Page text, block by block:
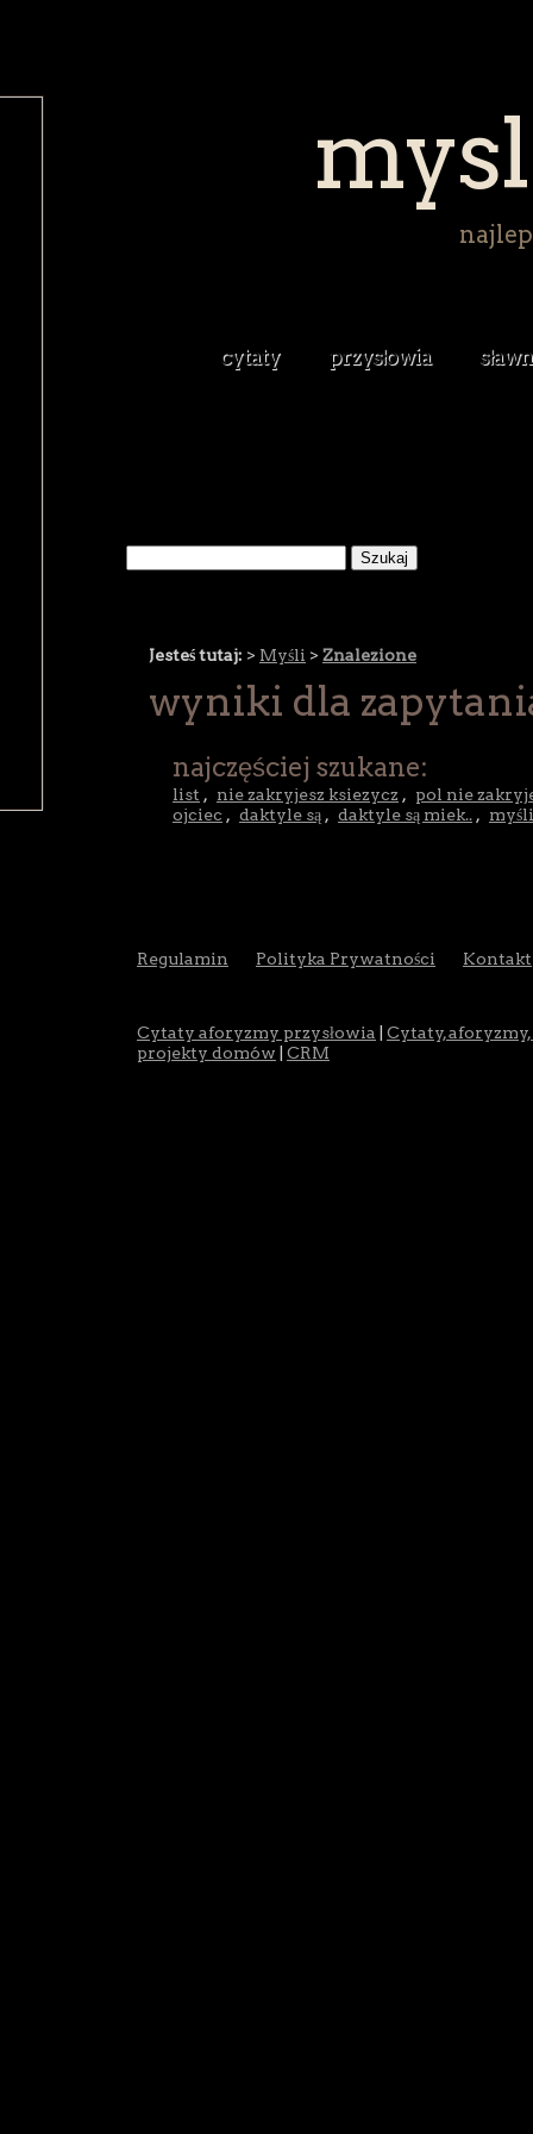
cytaty przysłowia
Jesteś tutaj: > Myśli > Znalezione
wyniki dla
najczęściej szukane:
list , nie zakryjesz ksiezycz , pol nie
ojciec , daktyle są , daktyle są miek.. , myśli
Regulamin Polityka Prywatności Kontakt
Cytaty aforyzmy przysłowia
Cytaty,
projekty domów
CRM